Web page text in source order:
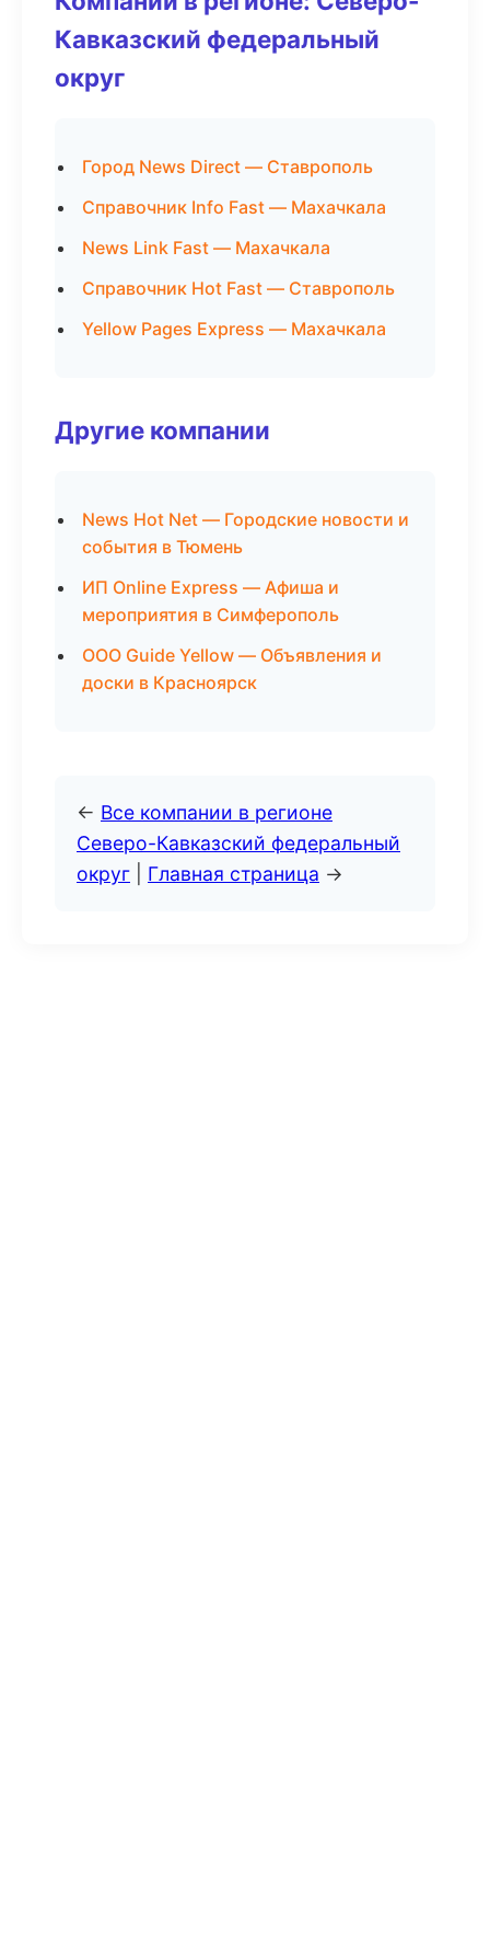
Кавказский федеральный
округ
Город News Direct — Ставрополь
Справочник Info Fast — Махачкала
News Link Fast — Махачкала
Справочник Hot Fast — Ставрополь
Yellow Pages Express — Махачкала
Другие компании
News Hot Net — Городские новости и
события в Тюмень
ИП Online Express — Афиша и
мероприятия в Симферополь
ООО Guide Yellow — Объявления и
доски в Красноярск
← Все компании в регионе
Северо-Кавказский федеральный
округ
Главная страница →